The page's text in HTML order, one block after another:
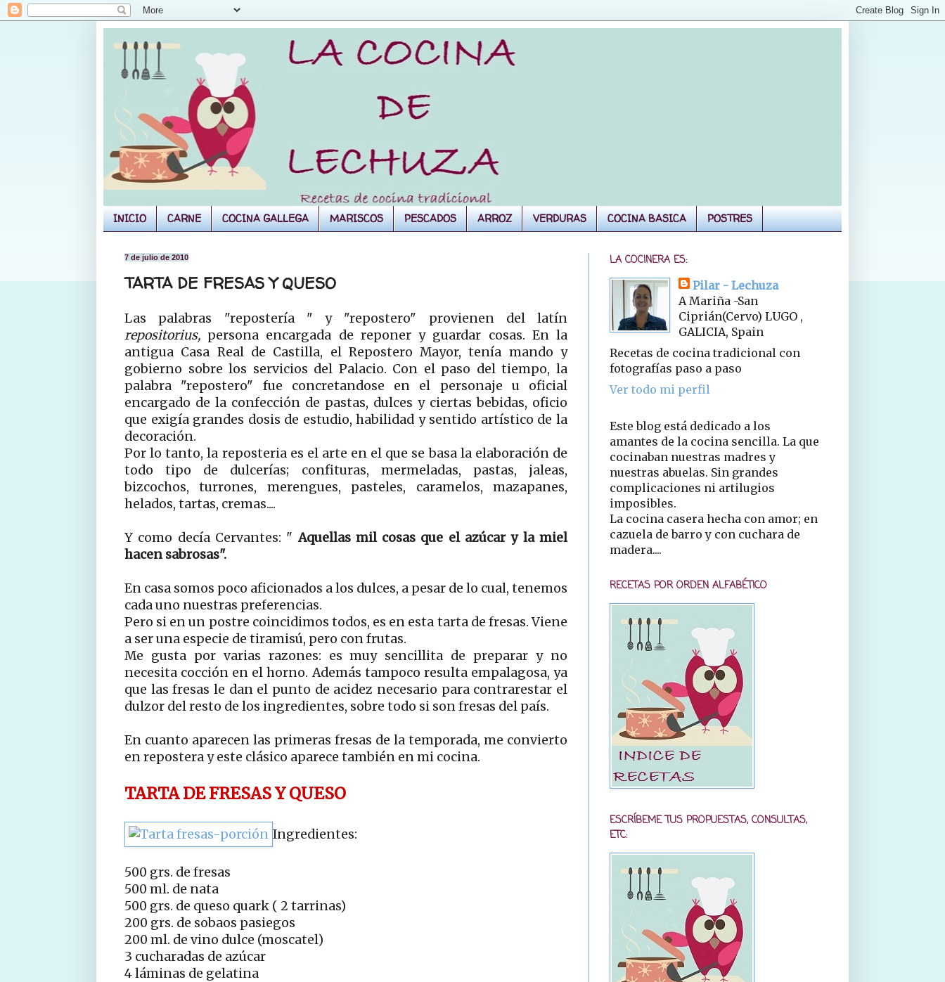
INICIO CARNE COCINA GALLEGA MARISCOS PESCADOS ARROZ VERDURAS COCINA BASICA POSTRES
7 de julio de 2010
TARTA DE FRESAS Y QUESO
Las palabras "repostería " y "repostero" provienen del latín
repositorius, persona encargada de reponer y guardar cosas. En la
antigua Casa Real de Castilla, el Repostero Mayor, tenía mando y
gobierno sobre los servicios del Palacio. Con el paso del tiempo, la
palabra "repostero" fue concretandose en el personaje u oficial
encargado de la confección de pastas, dulces y ciertas bebidas, oficio
que exigía grandes dosis de estudio, habilidad y sentido artístico de la
decoración.
Por lo tanto, la reposteria es el arte en el que se basa la elaboración de
todo tipo de dulcerías; confituras, mermeladas, pastas, jaleas,
bizcochos, turrones, merengues, pasteles, caramelos, mazapanes,
helados, tartas, cremas....
Y como decía Cervantes: "Aquellas mil cosas que el azúcar y la miel
hacen sabrosas".
En casa somos poco aficionados a los dulces, a pesar de lo cual, tenemos
cada uno nuestras preferencias.
Pero si en un postre coincidimos todos, es en esta tarta de fresas. Viene
a ser una especie de tiramisú, pero con frutas.
Me gusta por varias razones: es muy sencillita de preparar y no
necesita cocción en el horno. Además tampoco resulta empalagosa, ya
que las fresas le dan el punto de acidez necesario para contrarestar el
dulzor del resto de los ingredientes, sobre todo si son fresas del país.
En cuanto aparecen las primeras fresas de la temporada, me convierto
en repostera y este clásico aparece también en mi cocina.
TARTA DE FRESAS Y QUESO
Ingredientes:
500 grs. de fresas
500 ml. de nata
500 grs. de queso quark ( 2 tarrinas)
200 grs. de sobaos pasiegos
200 ml. de vino dulce (moscatel)
3 cucharadas de azúcar
4 láminas de gelatina
LA COCINERA ES:
Pilar - Lechuza
A Mariña -San
Ciprián(Cervo) LUGO ,
GALICIA, Spain
Recetas de cocina tradicional con
fotografías paso a paso
Ver todo mi perfil
Este blog está dedicado a los
amantes de la cocina sencilla. La que
cocinaban nuestras madres y
nuestras abuelas. Sin grandes
complicaciones ni artilugios
imposibles.
La cocina casera hecha con amor; en
cazuela de barro y con cuchara de
madera....
RECETAS POR ORDEN ALFABÉTICO
ESCRÍBEME TUS PROPUESTAS, CONSULTAS,
ETC: